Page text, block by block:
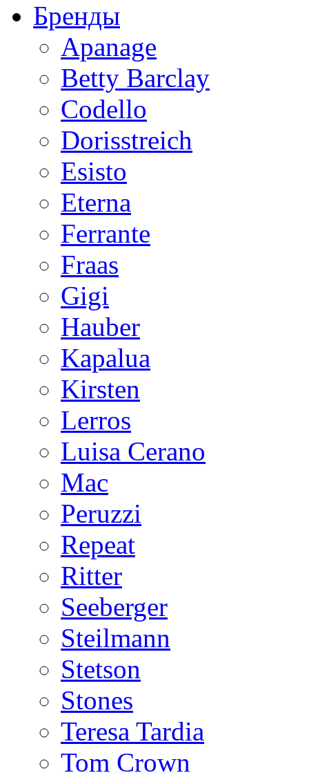
Бренды
Apanage
Betty Barclay
Codello
Dorisstreich
Esisto
Eterna
Ferrante
Fraas
Gigi
Hauber
Kapalua
Kirsten
Lerros
Luisa Cerano
Mac
Peruzzi
Repeat
Ritter
Seeberger
Steilmann
Stetson
Stones
Teresa Tardia
Tom Crown